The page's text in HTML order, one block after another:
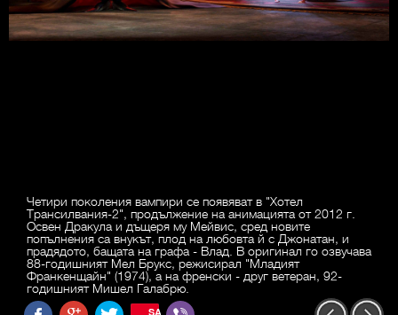
Четири поколения вампири се появяват в "Хотел
Трансилвания-2", продължение на анимацията от 2012 г.
Освен Дракула и дъщеря му Мейвис, сред новите
попълнения са внукът, плод на любовта й с Джонатан, и
прадядото, бащата на графа - Влад. В оригинал го озвучава
88-годишният Мел Брукс, режисирал "Младият
Франкенщайн" (1974), а на френски - друг ветеран, 92-
годишният Мишел Галабрю.
SAVE